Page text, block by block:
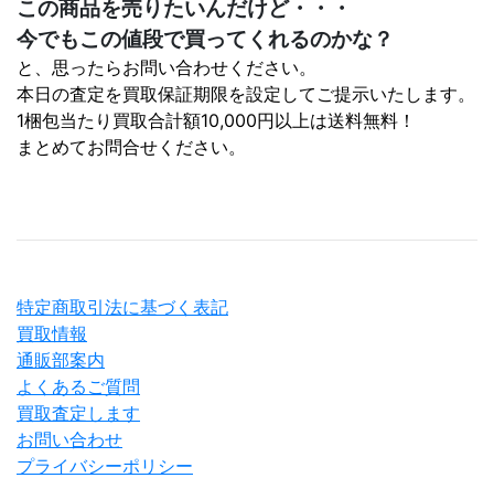
この商品を売りたいんだけど・・・
今でもこの値段で買ってくれるのかな？
と、思ったらお問い合わせください。
本日の査定を買取保証期限を設定してご提示いたします。
1梱包当たり買取合計額10,000円以上は送料無料！
まとめてお問合せください。
特定商取引法に基づく表記
買取情報
通販部案内
よくあるご質問
買取査定します
お問い合わせ
プライバシーポリシー